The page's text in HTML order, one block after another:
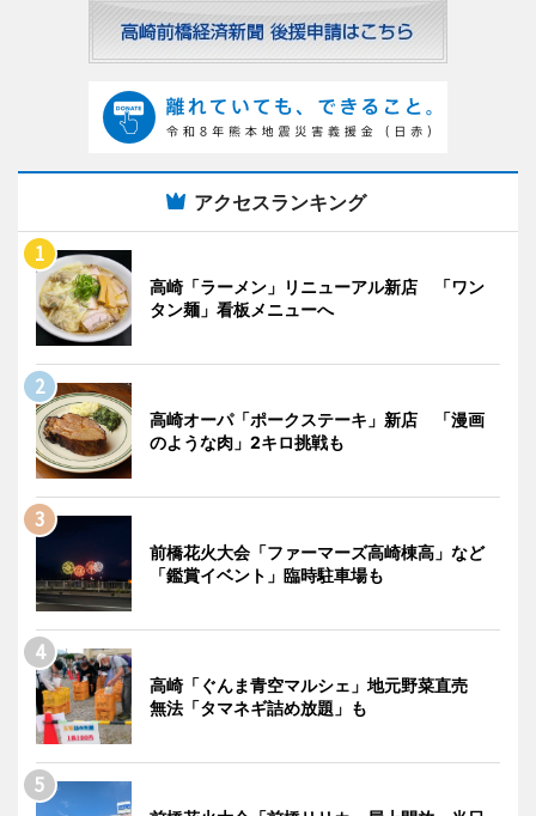
アクセスランキング
高崎「ラーメン」リニューアル新店 「ワン
タン麺」看板メニューへ
高崎オーパ「ポークステーキ」新店 「漫画
のような肉」2キロ挑戦も
前橋花火大会「ファーマーズ高崎棟高」など
「鑑賞イベント」臨時駐車場も
高崎「ぐんま青空マルシェ」地元野菜直売
無法「タマネギ詰め放題」も